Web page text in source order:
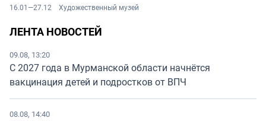
ЛЕНТА НОВОСТЕЙ
09.08, 13:20
С 2027 года в Мурманской области начнётся
вакцинация детей и подростков от ВПЧ
08.08, 14:40
16.01—27.12 Художественный музей